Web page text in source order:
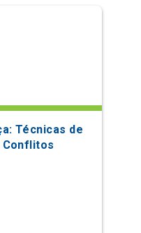
Técnicas de
Conflitos